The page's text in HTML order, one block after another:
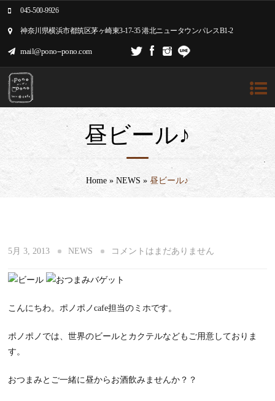
045-500-9926
神奈川県横浜市都筑区茅ヶ崎東3-17-35 港北ニュータウンパレスB1-2
mail@pono--pono.com
昼ビール♪
Home »NEWS »昼ビール♪
5月 3, 2013 NEWS コメントはまだありません
こんにちわ。ポノポノcafe担当のミホです。
ポノポノでは、世界のビールとカクテルなどもご用意しておりま
す。
おつまみとご一緒に昼からお酒飲みませんか？？